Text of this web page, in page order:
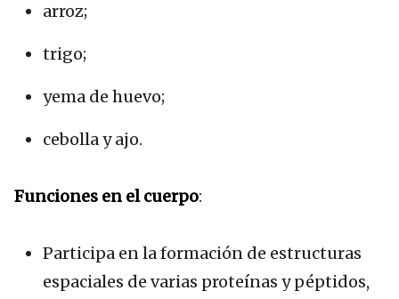
arroz;
trigo;
yema de huevo;
cebolla y ajo.
Funciones en el cuerpo:
Participa en la formación de estructuras
espaciales de varias proteínas y péptidos,